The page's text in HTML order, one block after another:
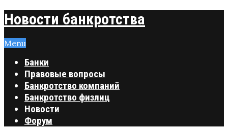
Новости банкротства
Menu
Банки
Правовые вопросы
Банкротство компаний
Банкротство физлиц
Новости
Форум